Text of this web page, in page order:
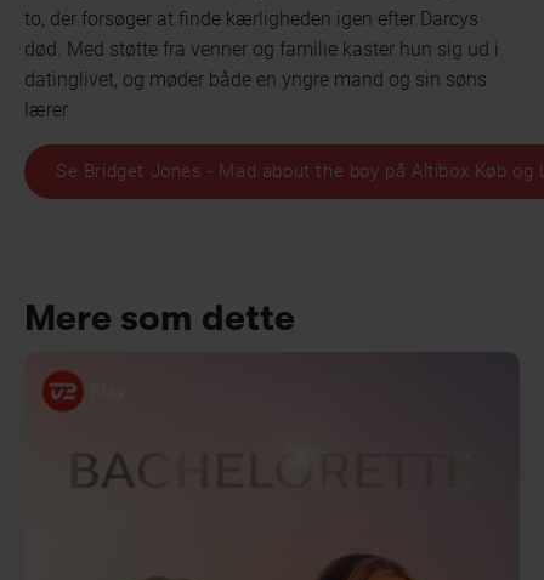
to, der forsøger at finde kærligheden igen efter Darcys
død. Med støtte fra venner og familie kaster hun sig ud i
datinglivet, og møder både en yngre mand og sin søns
lærer
Se Bridget Jones - Mad about the boy på Altibox Køb og
Mere som dette